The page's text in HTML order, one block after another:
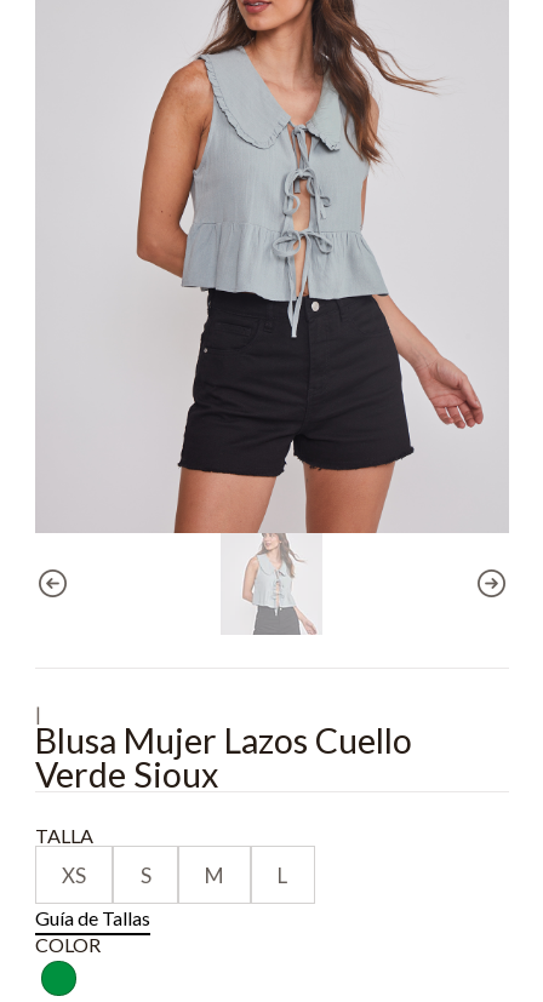
|
Blusa Mujer Lazos Cuello
Verde Sioux
TALLA
XS S M L
Guía de Tallas
COLOR